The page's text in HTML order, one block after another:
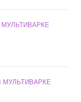
МУЛЬТИВАРКЕ